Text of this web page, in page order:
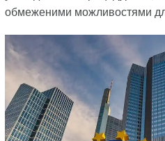
обмеженими можливостями